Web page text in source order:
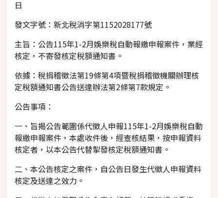
日
發文字號：新北稅消字第1152028177號
主旨：公告115年1-2月娛樂稅自動報繳申報案件，業經
核定，不寄發核定稅額通知書。
依據：稅捐稽徵法第19條第4項暨稅捐稽徵機關辦理核
定稅額通知書公告送達辦法第2條第7款規定。
公告事項：
一、旨揭公告範圍係代徵人申報115年1-2月娛樂稅自動
報繳申報案件，本處收件後，經查核結果，按申報資料
核定者，以本公告代替掣發核定稅額通知書。
二、本公告核定之案件，自公告日發生代徵人申報資料
核定及送達之效力。